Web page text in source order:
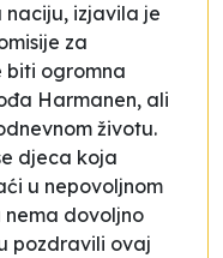
naciju, izjavila je
za
biti ogromna
Harmanen, ali
životu.
djeca koja
u nepovoljnom
nema dovoljno
pozdravili ovaj